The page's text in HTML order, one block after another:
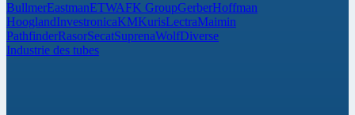
BullmerEastmanETWAFK GroupGerberHoffman
HooglandInvestronicaKMKurisLectraMaimin
PathfinderRasorSecatSuprenaWolfDiverse
Industrie des tubes